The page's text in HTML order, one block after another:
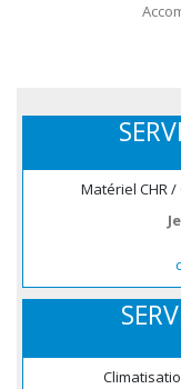
Matériel CHR